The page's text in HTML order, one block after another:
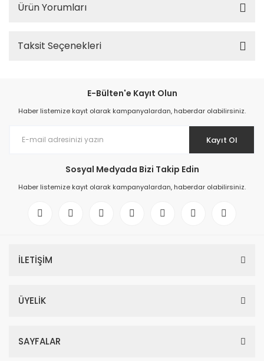
Ürün Yorumları
Taksit Seçenekleri
E-Bülten'e Kayıt Olun
Haber listemize kayıt olarak kampanyalardan, haberdar olabilirsiniz.
Kayıt Ol
Sosyal Medyada Bizi Takip Edin
Haber listemize kayıt olarak kampanyalardan, haberdar olabilirsiniz.
İLETİŞİM
ÜYELİK
SAYFALAR